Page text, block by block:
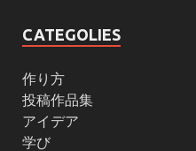
CATEGOLIES
作り方
投稿作品集
アイデア
学び